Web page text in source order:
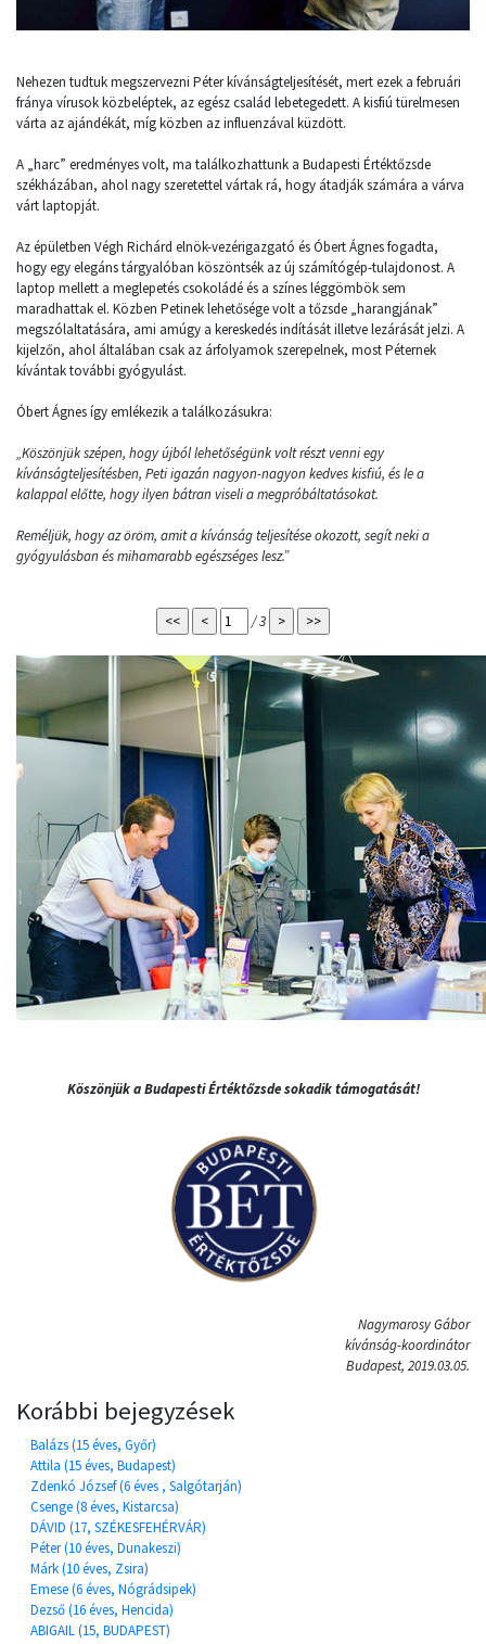
Nehezen tudtuk megszervezni Péter kívánságteljesítését, mert ezek a februári
fránya vírusok közbeléptek, az egész család lebetegedett. A kisfiú türelmesen
várta az ajándékát, míg közben az influenzával küzdött.
A „harc” eredményes volt, ma találkozhattunk a Budapesti Értéktőzsde
székházában, ahol nagy szeretettel vártak rá, hogy átadják számára a várva
várt laptopját.
Az épületben Végh Richárd elnök-vezérigazgató és Óbert Ágnes fogadta,
hogy egy elegáns tárgyalóban köszöntsék az új számítógép-tulajdonost. A
laptop mellett a meglepetés csokoládé és a színes léggömbök sem
maradhattak el. Közben Petinek lehetősége volt a tőzsde „harangjának”
megszólaltatására, ami amúgy a kereskedés indítását illetve lezárását jelzi. A
kijelzőn, ahol általában csak az árfolyamok szerepelnek, most Péternek
kívántak további gyógyulást.
Óbert Ágnes így emlékezik a találkozásukra:
„Köszönjük szépen, hogy újból lehetőségünk volt részt venni egy
kívánságteljesítésben, Peti igazán nagyon-nagyon kedves kisfiú, és le a
kalappal előtte, hogy ilyen bátran viseli a megpróbáltatásokat.
Reméljük, hogy az öröm, amit a kívánság teljesítése okozott, segít neki a
gyógyulásban és mihamarabb egészséges lesz.”
/ 3
Köszönjük a Budapesti Értéktőzsde sokadik támogatását!
Nagymarosy Gábor
kívánság-koordinátor
Budapest, 2019.03.05.
Korábbi bejegyzések
Balázs (15 éves, Győr)
Attila (15 éves, Budapest)
Zdenkó József (6 éves , Salgótarján)
Csenge (8 éves, Kistarcsa)
DÁVID (17, SZÉKESFEHÉRVÁR)
Péter (10 éves, Dunakeszi)
Márk (10 éves, Zsira)
Emese (6 éves, Nógrádsipek)
Dezső (16 éves, Hencida)
ABIGAIL (15, BUDAPEST)